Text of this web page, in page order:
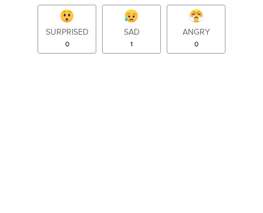
SURPRISED
0
SAD
1
ANGRY
0